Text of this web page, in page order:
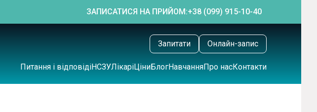
ЗАПИСАТИСЯ НА ПРИЙОМ:+38 (099) 915-10-40
Запитати Онлайн-запис
Питання і відповідіНСЗУЛікаріЦіниБлогНавчанняПро насКонтакти